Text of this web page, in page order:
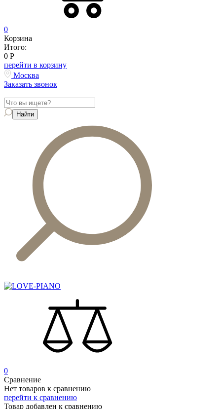
0
Корзина
Итого:
0 Р
перейти в корзину
Москва
Заказать звонок
0
Сравнение
Нет товаров к сравнению
перейти к сравнению
Товар добавлен к сравнению